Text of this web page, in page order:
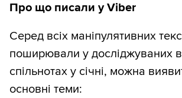
Про що писали у Viber
Серед всіх маніпулятивних
поширювали у досліджуваних
спільнотах у січні, можна
основні теми: